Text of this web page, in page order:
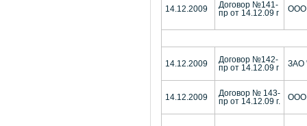
14.12.2009
Договор №141-
пр от 14.12.09 г
ООО
14.12.2009
Договор №142-
пр от 14.12.09 г
ЗАО
14.12.2009
Договор № 143-
пр от 14.12.09 г.
ООО